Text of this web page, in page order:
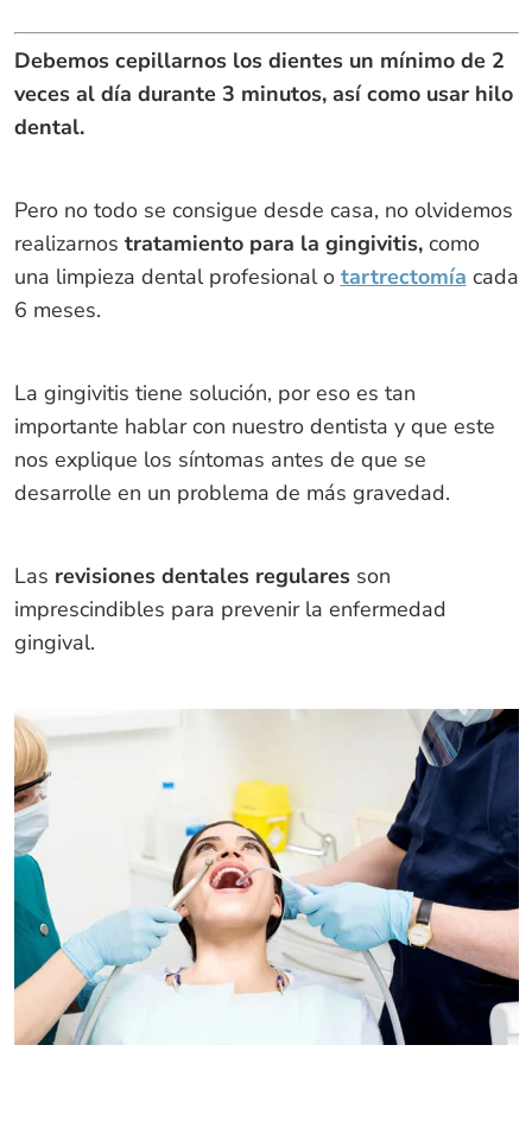
Debemos cepillarnos los dientes un mínimo de 2
veces al día durante 3 minutos, así como usar hilo
dental.
Pero no todo se consigue desde casa, no olvidemos
realizarnos tratamiento para la gingivitis, como
una limpieza dental profesional o tartrectomía cada
6 meses.
La gingivitis tiene solución, por eso es tan
importante hablar con nuestro dentista y que este
nos explique los síntomas antes de que se
desarrolle en un problema de más gravedad.
Las revisiones dentales regularesson
imprescindibles para prevenir la enfermedad
gingival.